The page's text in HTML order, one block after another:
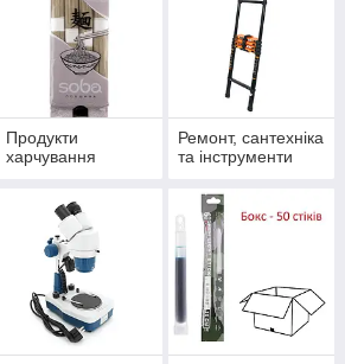
Продукти
харчування
Ремонт, сантехніка
та інструменти